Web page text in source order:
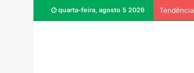
quarta-feira, agosto 5 2026 Tendência